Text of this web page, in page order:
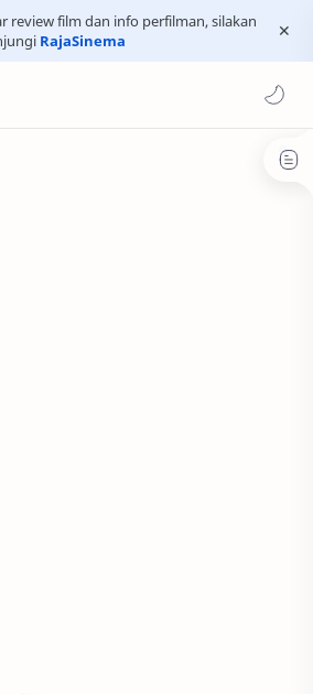
review film dan info perfilman, silakan
RajaSinema